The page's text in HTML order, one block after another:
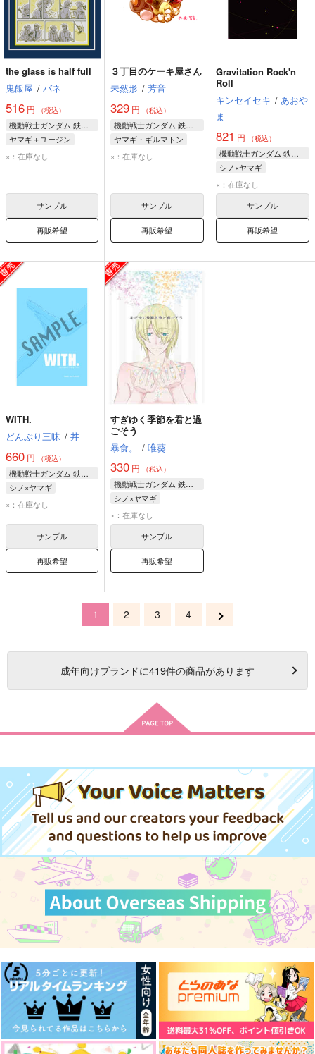
the glass is half full
鬼飯屋 / バネ
516 円 （税込）
機動戦士ガンダム 鉄血のオルフェンズ
ヤマギ＋ユージン
ヤマギ・ギルマトン
×：在庫なし
サンプル
再販希望
３丁目のケーキ屋さん
未然形 / 芳音
329 円 （税込）
機動戦士ガンダム 鉄血のオルフェンズ
ヤマギ・ギルマトン
×：在庫なし
サンプル
再販希望
Gravitation Rock'n
Roll
キンセイセキ / あおや
ま
821 円 （税込）
機動戦士ガンダム 鉄血のオルフェンズ
シノ×ヤマギ
ノルバ・シノ
ヤマギ・ギルマトン
×：在庫なし
サンプル
再販希望
WITH.
どんぶり三昧 / 丼
660 円 （税込）
機動戦士ガンダム 鉄血のオルフェンズ
シノ×ヤマギ
ノルバ・シノ
×：在庫なし
サンプル
再販希望
すぎゆく季節を君と過
ごそう
暴食。
/ 唯葵
330 円 （税込）
機動戦士ガンダム 鉄血のオルフェンズ
シノ×ヤマギ
ヤマギ・ギルマトン
ノルバ・シノ
×：在庫なし
サンプル
再販希望
1 2 3 4
成年向けブランドに419件の商品があります